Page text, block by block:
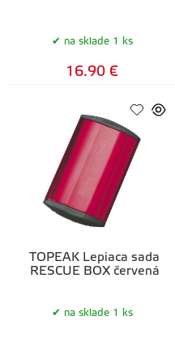
na sklade 1 ks
16.90 €
TOPEAK Lepiaca sada
RESCUE BOX červená
na sklade 1 ks